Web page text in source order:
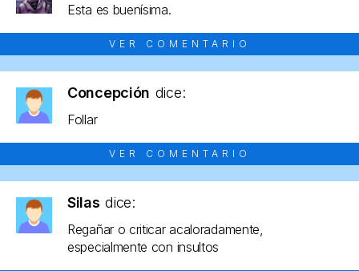
Esta es buenísima.
VER COMENTARIO
Concepción dice:
Follar
VER COMENTARIO
Silas dice:
Regañar o criticar acaloradamente,
especialmente con insultos